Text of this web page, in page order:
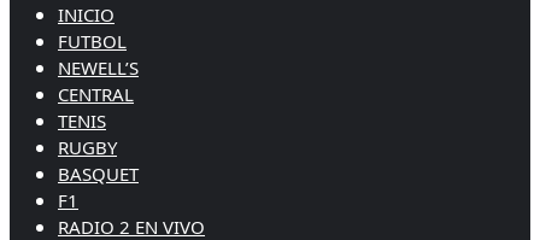
INICIO
FUTBOL
NEWELL’S
CENTRAL
TENIS
RUGBY
BASQUET
F1
RADIO 2 EN VIVO